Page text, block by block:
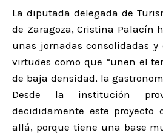
La diputada delegada de
de Zaragoza, Cristina Palacín
unas jornadas consolidadas y
virtudes como que “unen el
de baja densidad, la
Desde la institución
decididamente este
allá, porque tiene una base